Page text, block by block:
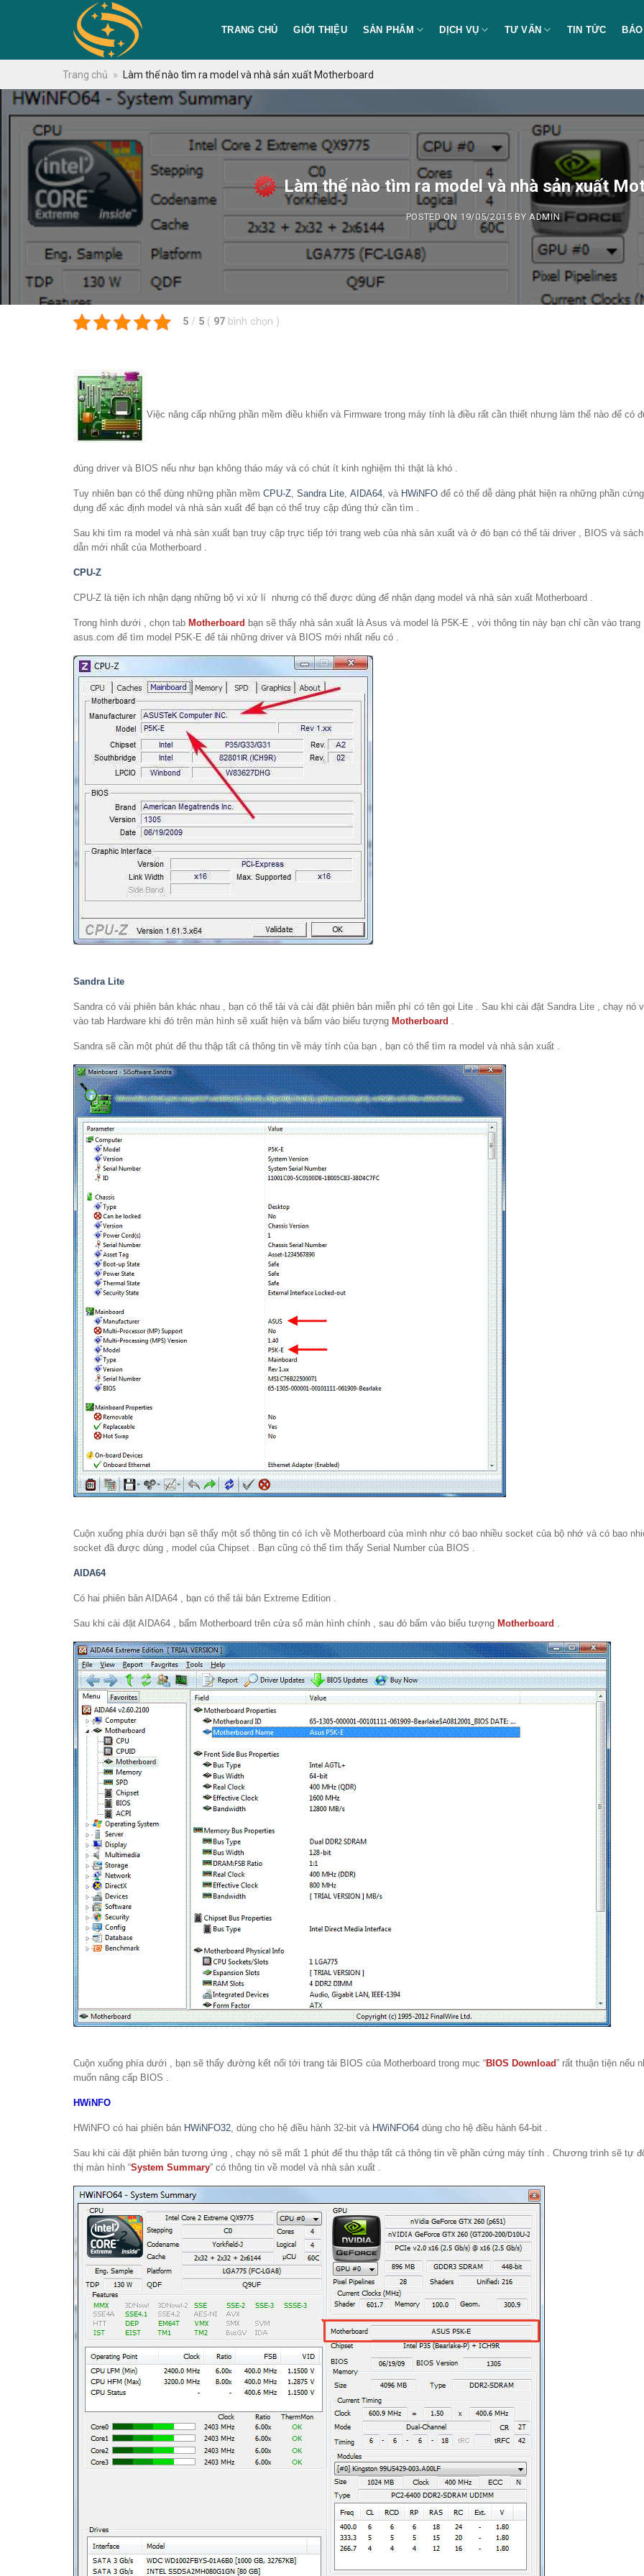
TRANG CHỦ GIỚI THIỆU SẢN PHẨM DỊCH VỤ TƯ VẤN TIN TỨC
Trang chủ » Làm thế nào tìm ra model và nhà sản xuất Motherboard
Làm thế nào tìm ra model và nhà sản xuất
POSTED ON 19/05/2015 BYADMIN
5 / 5 ( 97 bình chọn )
Việc nâng cấp những phần mềm điều khiển và Firmware trong máy tính là điều rất cần thiết nhưng làm thế nào để có
đúng driver và BIOS nếu như bạn không tháo máy và có chút ít kinh nghiệm thì thật là khó .
Tuy nhiên bạn có thể dùng những phần mềm CPU-Z, Sandra Lite, AIDA64, và HWiNFO để có thể dễ dàng phát hiện ra những phần
dụng để xác định model và nhà sản xuất để bạn có thể truy cập đúng thứ cần tìm .
Sau khi tìm ra model và nhà sản xuất bạn truy cập trực tiếp tới trang web của nhà sản xuất và ở đó bạn có thể tải driver , BIOS và
dẫn mới nhất của Motherboard .
CPU-Z
CPU-Z là tiện ích nhận dạng những bộ vi xử lí nhưng có thể được dùng để nhận dạng model và nhà sản xuất Motherboard .
Trong hình dưới , chọn tab Motherboard bạn sẽ thấy nhà sản xuất là Asus và model là P5K-E , với thông tin này bạn chỉ cần vào trang
asus.com để tìm model P5K-E để tải những driver và BIOS mới nhất nếu có .
Sandra Lite
Sandra có vài phiên bản khác nhau , bạn có thể tải và cài đặt phiên bản miễn phí có tên gọi Lite . Sau khi cài đặt Sandra Lite , chạy nó
vào tab Hardware khi đó trên màn hình sẽ xuất hiện và bấm vào biểu tượng Motherboard .
Sandra sẽ cần một phút để thu thập tất cả thông tin về máy tính của bạn , bạn có thể tìm ra model và nhà sản xuất .
Cuộn xuống phía dưới bạn sẽ thấy một số thông tin có ích về Motherboard của mình như có bao nhiều socket của bộ nhớ và có bao
socket đã được dùng , model của Chipset . Bạn cũng có thể tìm thấy Serial Number của BIOS .
AIDA64
Có hai phiên bản AIDA64 , bạn có thể tải bản Extreme Edition .
Sau khi cài đặt AIDA64 , bấm Motherboard trên cửa sổ màn hình chính , sau đó bấm vào biểu tượng Motherboard .
Cuộn xuống phía dưới , bạn sẽ thấy đường kết nối tới trang tải BIOS của Motherboard trong mục “BIOS Download” rất thuận tiện nếu
muốn nâng cấp BIOS .
HWiNFO
HWiNFO có hai phiên bản HWiNFO32, dùng cho hệ điều hành 32-bit và HWiNFO64 dùng cho hệ điều hành 64-bit .
Sau khi cài đặt phiên bản tương ứng , chạy nó sẽ mất 1 phút để thu thập tất cả thông tin về phần cứng máy tính . Chương trình sẽ tự
thị màn hình “System Summary” có thông tin về model và nhà sản xuất .